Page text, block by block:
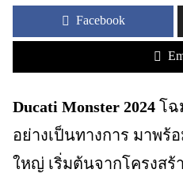
Facebook
Ducati Monster 2024 โฉ
อย่างเป็นทางการ มาพร้
ใหญ่ เริ่มต้นจากโครงสร้